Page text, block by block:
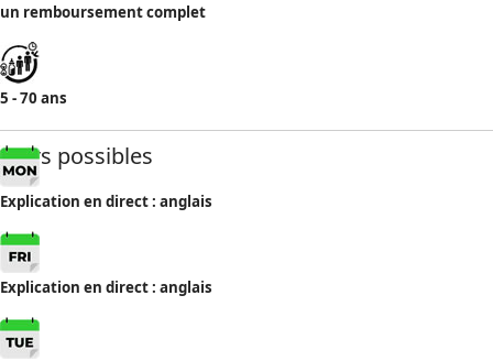
un remboursement complet
5 - 70 ans
Jours possibles
Explication en direct : anglais
Explication en direct : anglais